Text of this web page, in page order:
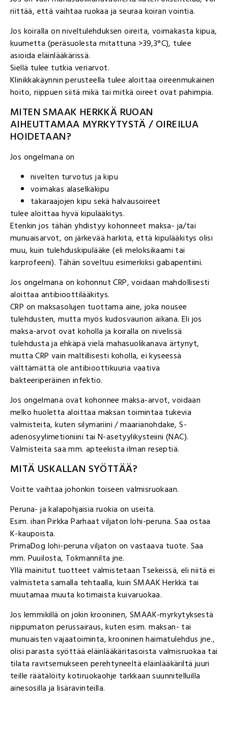
riittää, että vaihtaa ruokaa ja seuraa koiran vointia.
Jos koiralla on niveltulehduksen oireita, voimakasta kipua,
kuumetta (peräsuolesta mitattuna >39,3°C), tulee
asioida eläinlääkärissä.
Siellä tulee tutkia veriarvot.
Klinikkakäynnin perusteella tulee aloittaa oireenmukainen
hoito, riippuen siitä mikä tai mitkä oireet ovat pahimpia.
MITEN SMAAK HERKKÄ RUOAN
AIHEUTTAMAA MYRKYTYSTÄ / OIREILUA
HOIDETAAN?
Jos ongelmana on
nivelten turvotus ja kipu
voimakas alaselkäkipu
takaraajojen kipu sekä halvausoireet
tulee aloittaa hyvä kipulääkitys.
Etenkin jos tähän yhdistyy kohonneet maksa- ja/tai
munuaisarvot, on järkevää harkita, että kipulääkitys olisi
muu, kuin tulehduskipulääke (eli meloksikaami tai
karprofeeni). Tähän soveltuu esimerkiksi gabapentiini.
Jos ongelmana on kohonnut CRP, voidaan mahdollisesti
aloittaa antibioottilääkitys.
CRP on maksasolujen tuottama aine, joka nousee
tulehdusten, mutta myös kudosvaurion aikana. Eli jos
maksa-arvot ovat koholla ja koiralla on nivelissä
tulehdusta ja ehkäpä vielä mahasuolikanava ärtynyt,
mutta CRP vain maltillisesti koholla, ei kyseessä
välttämättä ole antibioottikuuria vaativa
bakteeriperäinen infektio.
Jos ongelmana ovat kohonnee maksa-arvot, voidaan
melko huoletta aloittaa maksan toimintaa tukevia
valmisteita, kuten silymariini / maarianohdake, S-
adenosyylimetioniini tai N-asetyylikysteiini (NAC).
Valmisteita saa mm. apteekista ilman reseptiä.
MITÄ USKALLAN SYÖTTÄÄ?
Voitte vaihtaa johonkin toiseen valmisruokaan.
Peruna- ja kalapohjaisia ruokia on useita.
Esim. ihan Pirkka Parhaat viljaton lohi-peruna. Saa ostaa
K-kaupoista.
PrimaDog lohi-peruna viljaton on vastaava tuote. Saa
mm. Puuilosta, Tokmannilta jne.
Yllä mainitut tuotteet valmistetaan Tsekeissä, eli niitä ei
valmisteta samalla tehtaalla, kuin SMAAK Herkkä tai
muutamaa muuta kotimaista kuivaruokaa.
Jos lemmikillä on jokin krooninen, SMAAK-myrkytyksestä
riippumaton perussairaus, kuten esim. maksan- tai
munuaisten vajaatoiminta, krooninen haimatulehdus jne.,
olisi parasta syöttää eläinlääkäritasoista valmisruokaa tai
tilata ravitsemukseen perehtyneeltä eläinlääkäriltä juuri
teille räätälöity kotiruokaohje tarkkaan suunnitelluilla
ainesosilla ja lisäravinteilla.